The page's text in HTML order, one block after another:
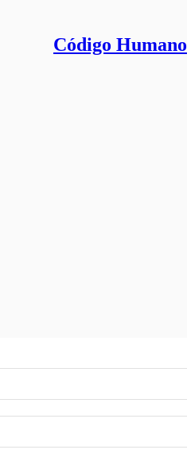
Código Humano